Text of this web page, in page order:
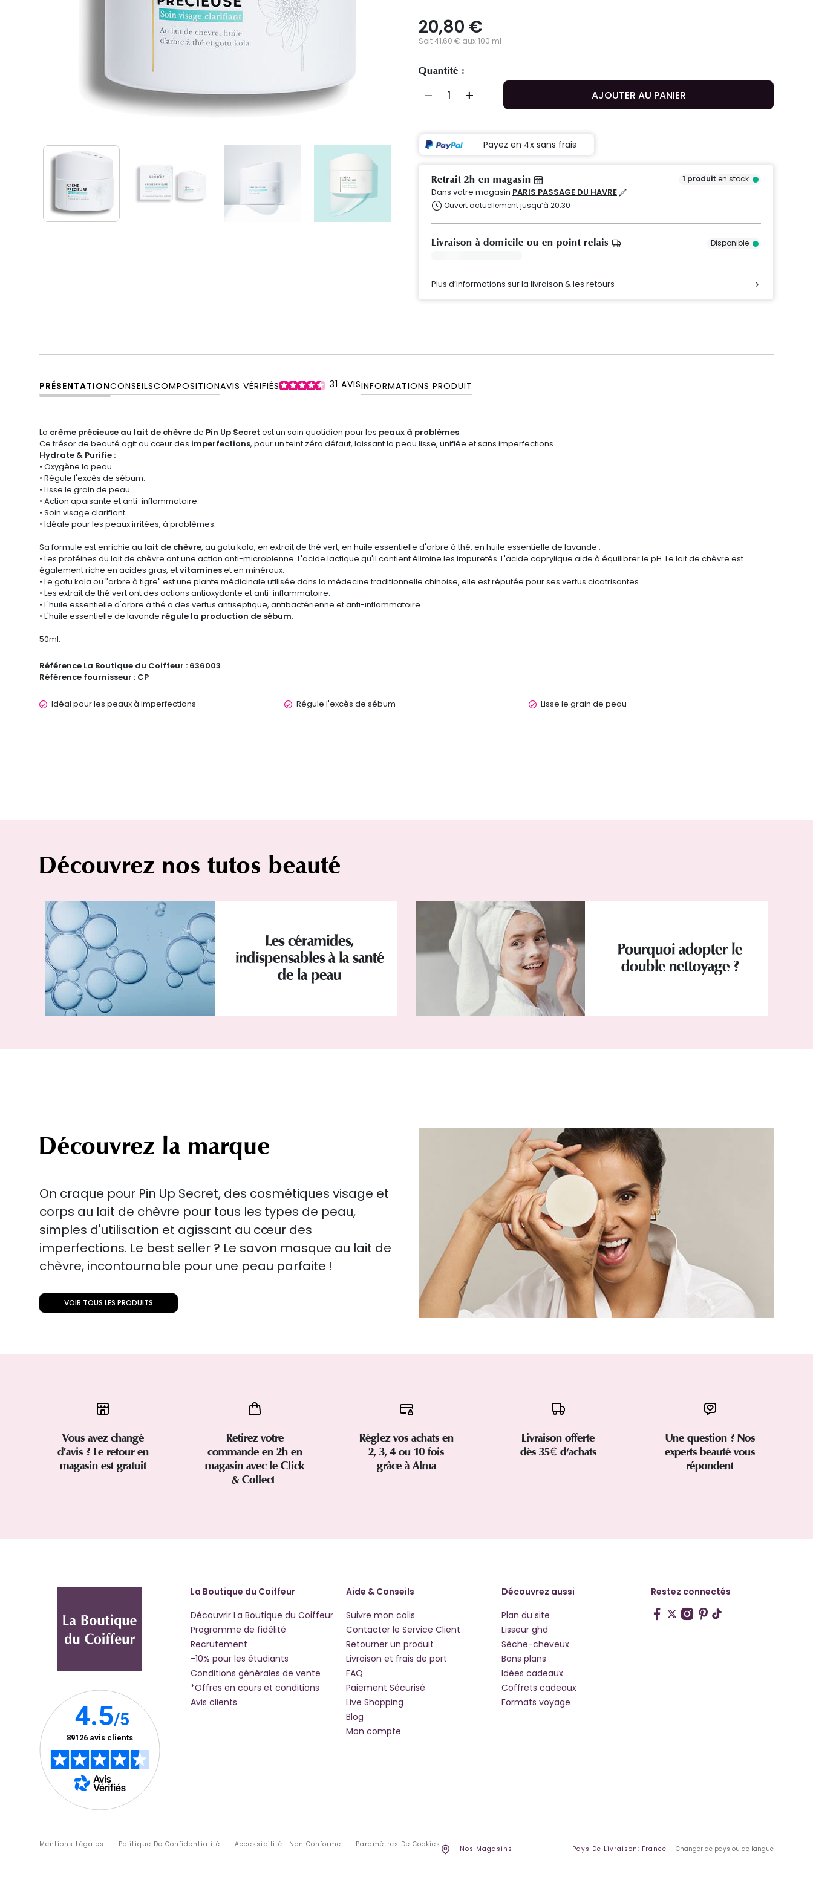
20,80 €
Soit 41,60 € aux 100 ml
Quantité :
AJOUTER AU PANIER
Payez en 4x sans frais
Retrait 2h en magasin 1 produit en stock
Dans votre magasin PARIS PASSAGE DU HAVRE
Ouvert actuellement jusqu’à 20:30
Livraison à domicile ou en point relais Disponible
Plus d’informations sur la livraison & les retours
PRÉSENTATIONCONSEILSCOMPOSITIONAVIS VÉRIFIÉS 31 AVISINFORMATIONS PRODUIT
La crème précieuse au lait de chèvrede Pin Up Secret est un soin quotidien pour les peaux à problèmes.
Ce trésor de beauté agit au cœur des imperfections, pour un teint zéro défaut, laissant la peau lisse, unifiée et sans imperfections.
Hydrate & Purifie :
• Oxygène la peau.
• Régule l'excès de sébum.
• Lisse le grain de peau.
• Action apaisante et anti-inflammatoire.
• Soin visage clarifiant.
• Idéale pour les peaux irritées, à problèmes.
Sa formule est enrichie au lait de chèvre, au gotu kola, en extrait de thé vert, en huile essentielle d'arbre à thé, en huile essentielle de lavande :
• Les protéines du lait de chèvre ont une action anti-microbienne. L'acide lactique qu'il contient élimine les impuretés. L'acide caprylique aide à équilibrer le pH. Le lait de chèvre est
également riche en acides gras, etvitamineset en minéraux.
• Le gotu kola ou "arbre à tigre" est une plante médicinale utilisée dans la médecine traditionnelle chinoise, elle est réputée pour ses vertus cicatrisantes.
• Les extrait de thé vert ont des actions antioxydante et anti-inflammatoire.
• L'huile essentielle d'arbre à thé a des vertus antiseptique, antibactérienne et anti-inflammatoire.
• L'huile essentielle de lavande régule la production de sébum.
50ml.
Référence La Boutique du Coiffeur : 636003
Référence fournisseur : CP
Idéal pour les peaux à imperfections Régule l'excès de sébum Lisse le grain de peau
Découvrez nos tutos beauté
Les céramides,
indispensables à la santé
de la peau
Pourquoi adopter le
double nettoyage ?
Découvrez la marque
On craque pour Pin Up Secret, des cosmétiques visage et
corps au lait de chèvre pour tous les types de peau,
simples d'utilisation et agissant au cœur des
imperfections. Le best seller ? Le savon masque au lait de
chèvre, incontournable pour une peau parfaite !
VOIR TOUS LES PRODUITS
Vous avez changé
d’avis ? Le retour en
magasin est gratuit
Retirez votre
commande en 2h en
magasin avec le Click
& Collect
Réglez vos achats en
2, 3, 4 ou 10 fois
grâce à Alma
Livraison offerte
dès 35€ d'achats
Une question ? Nos
experts beauté vous
répondent
La Boutique du Coiffeur
Découvrir La Boutique du Coiffeur
Programme de fidélité
Recrutement
-10% pour les étudiants
Conditions générales de vente
*Offres en cours et conditions
Avis clients
Aide & Conseils
Suivre mon colis
Contacter le Service Client
Retourner un produit
Livraison et frais de port
FAQ
Paiement Sécurisé
Live Shopping
Blog
Mon compte
Découvrez aussi
Plan du site
Lisseur ghd
Sèche-cheveux
Bons plans
Idées cadeaux
Coffrets cadeaux
Formats voyage
Restez connectés
Mentions Légales Politique De Confidentialité Accessibilité : Non Conforme Paramètres De Cookies
Nos Magasins Pays De Livraison: France Changer de pays ou de langue